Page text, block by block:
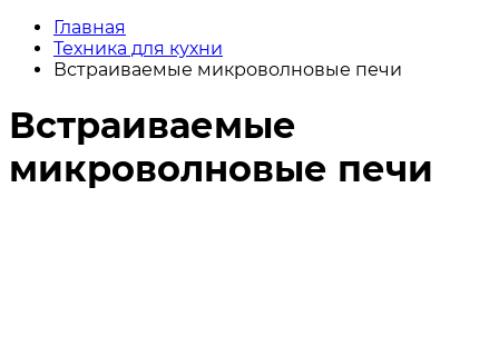
Главная
Техника для кухни
Встраиваемые микроволновые печи
Встраиваемые
микроволновые печи